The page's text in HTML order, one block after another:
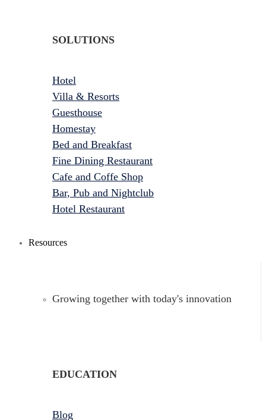
SOLUTIONS
Hotel
Villa & Resorts
Guesthouse
Homestay
Bed and Breakfast
Fine Dining Restaurant
Cafe and Coffe Shop
Bar, Pub and Nightclub
Hotel Restaurant
Resources
Growing together with today's innovation
EDUCATION
Blog